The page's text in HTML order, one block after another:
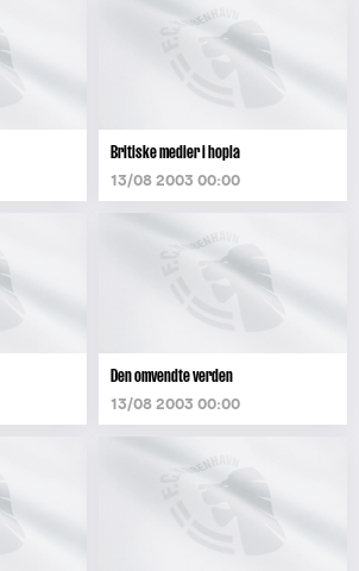
Britiske medier i hopla
13/08 2003 00:00
Den omvendte verden
13/08 2003 00:00